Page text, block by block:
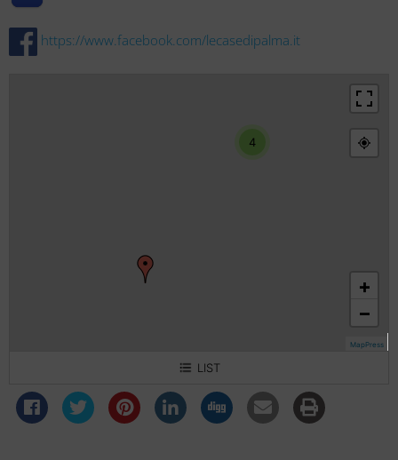
https://www.facebook.com/lecasedipalma.it
5 Results
Villa Maria
4
+
−
MapPress
LIST